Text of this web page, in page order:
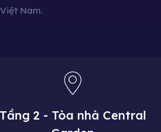
Nam.
Tầng 2 - Tòa nhà Central